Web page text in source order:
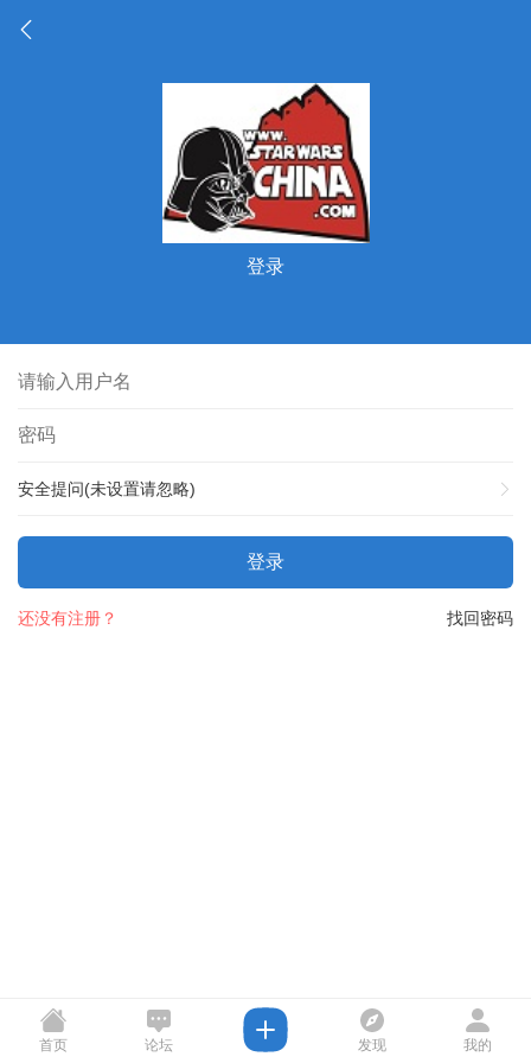
登录
安全提问(未设置请忽略)
登录
找回密码
还没有注册？
首页 论坛 发现 我的